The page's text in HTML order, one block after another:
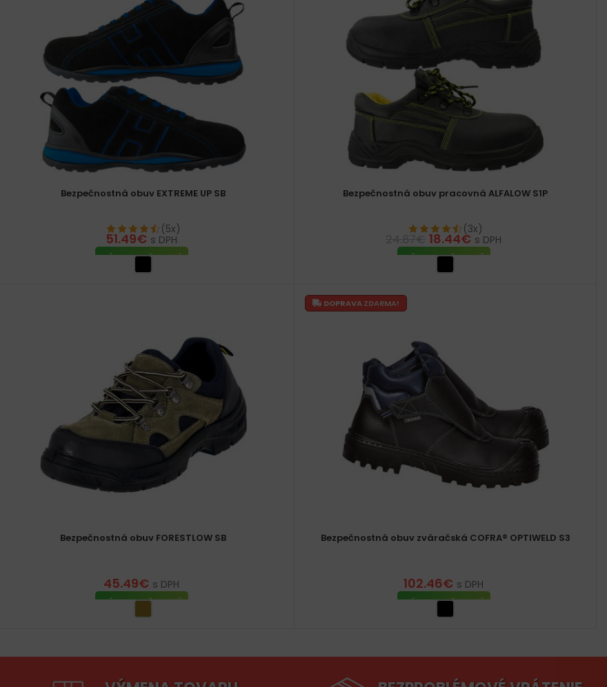
Bezpečnostná obuv EXTREME UP SB
(5x)
51.49€ s DPH
VÝBER MOŽNOSTÍ
Bezpečnostná obuv pracovná ALFALOW S1P
(3x)
18.44€ s DPH
VÝBER MOŽNOSTÍ
Bezpečnostná obuv FORESTLOW SB
45.49€ s DPH
VÝBER MOŽNOSTÍ
DOPRAVAZDARMA!
Bezpečnostná obuv zváračská COFRA® OPTIWELD S3
102.46€ s DPH
VÝBER MOŽNOSTÍ